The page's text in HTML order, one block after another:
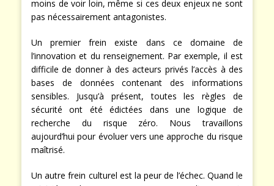
moins de voir loin, même si ces deux enjeux ne sont
pas nécessairement antagonistes.
Un premier frein existe dans ce domaine de
l’innovation et du renseignement. Par exemple, il est
difficile de donner à des acteurs privés l’accès à des
bases de données contenant des informations
sensibles. Jusqu’à présent, toutes les règles de
sécurité ont été édictées dans une logique de
recherche du risque zéro. Nous travaillons
aujourd’hui pour évoluer vers une approche du risque
maîtrisé.
Un autre frein culturel est la peur de l’échec. Quand le